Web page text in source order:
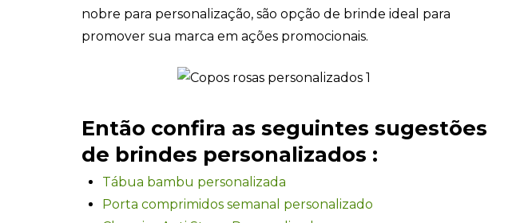
nobre para personalização, são opção de brinde ideal para
promover sua marca em ações promocionais.
Então confira as seguintes sugestões
de brindes personalizados :
Tábua bambu personalizada
Porta comprimidos semanal personalizado